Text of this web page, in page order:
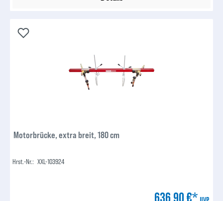
Motorbrücke, extra breit, 180 cm
Hrst.-Nr.: XXL-103924
636,90 €*